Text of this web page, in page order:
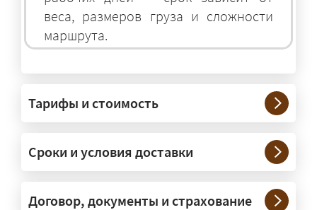
веса, размеров груза и сложности
маршрута.
— На тралах и низкорамниках —
платформах, рассчитанных на
крупногабаритную технику и
конструкции. Транспорт подбираем
под конкретные размеры и вес груза.
Тарифы и стоимость
Сроки и условия доставки
Договор, документы и страхование